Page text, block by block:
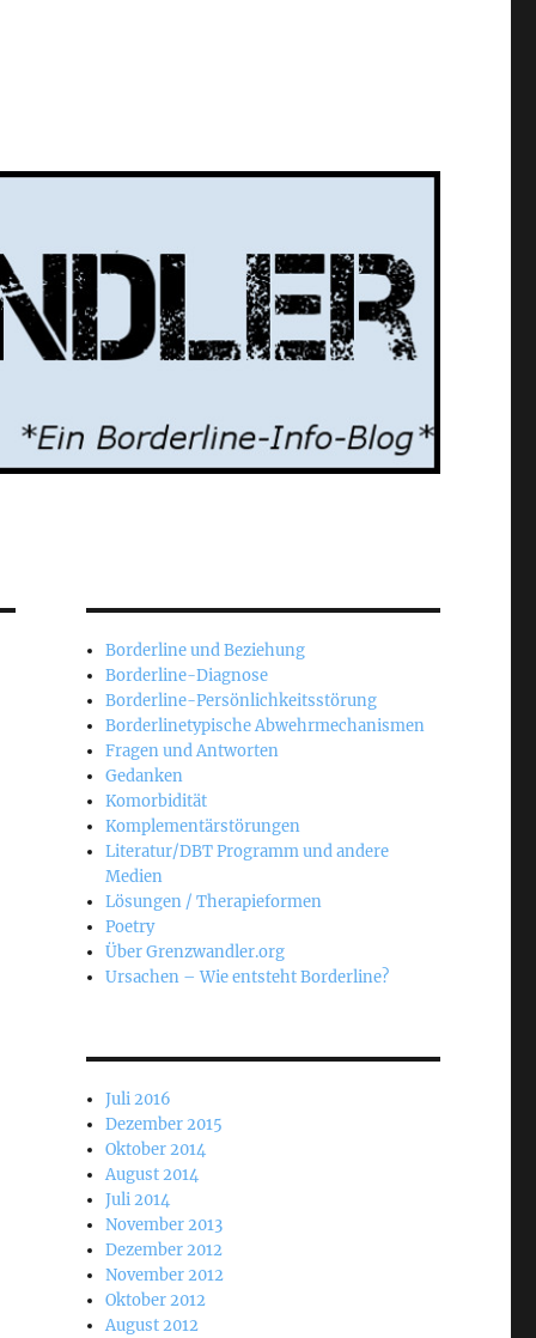
Borderline und Beziehung
Borderline-Diagnose
Borderline-Persönlichkeitsstörung
Borderlinetypische Abwehrmechanismen
Fragen und Antworten
Gedanken
Komorbidität
Komplementärstörungen
Literatur/DBT Programm und andere
Medien
Lösungen / Therapieformen
Poetry
Über Grenzwandler.org
Ursachen – Wie entsteht Borderline?
Juli 2016
Dezember 2015
Oktober 2014
August 2014
Juli 2014
November 2013
Dezember 2012
November 2012
Oktober 2012
August 2012